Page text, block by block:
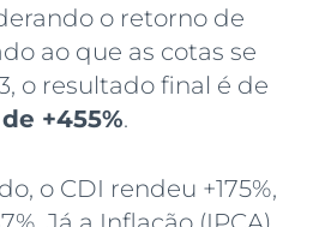
o retorno de
ao que as cotas se
o resultado final é de
+455%.
o CDI rendeu +175%,